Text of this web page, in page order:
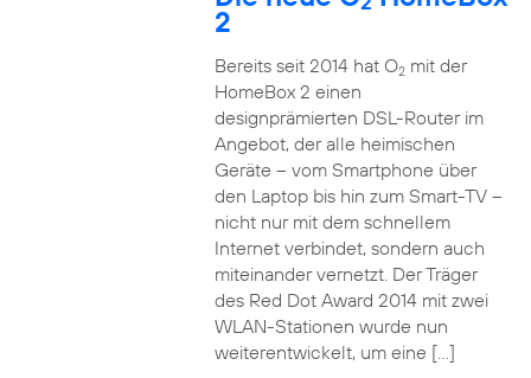
2
Bereits seit 2014 hat O2mit der
HomeBox 2 einen
designprämierten DSL-Router im
Angebot, der alle heimischen
Geräte – vom Smartphone über
den Laptop bis hin zum Smart-TV –
nicht nur mit dem schnellem
Internet verbindet, sondern auch
miteinander vernetzt. Der Träger
des Red Dot Award 2014 mit zwei
WLAN-Stationen wurde nun
weiterentwickelt, um eine […]